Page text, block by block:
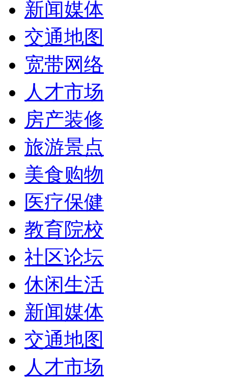
新闻媒体
交通地图
宽带网络
人才市场
房产装修
旅游景点
美食购物
医疗保健
教育院校
社区论坛
休闲生活
新闻媒体
交通地图
人才市场